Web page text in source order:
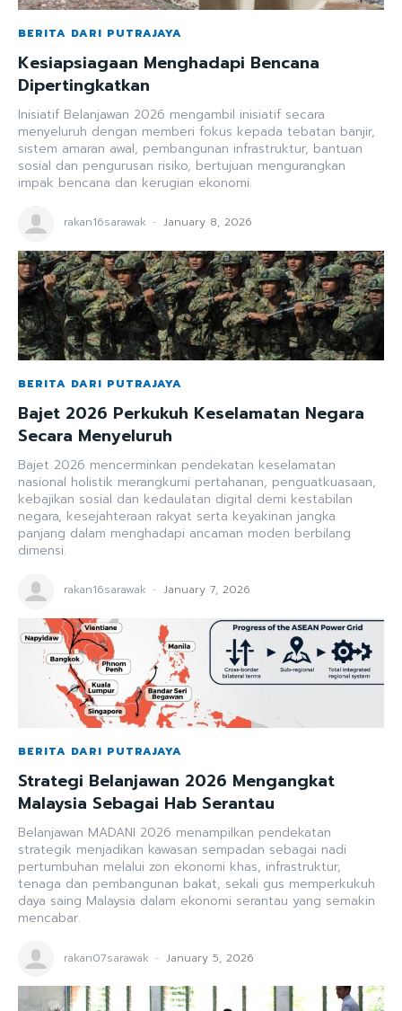
BERITA DARI PUTRAJAYA
Kesiapsiagaan Menghadapi Bencana
Dipertingkatkan
Inisiatif Belanjawan 2026 mengambil inisiatif secara
menyeluruh dengan memberi fokus kepada tebatan banjir,
sistem amaran awal, pembangunan infrastruktur, bantuan
sosial dan pengurusan risiko, bertujuan mengurangkan
impak bencana dan kerugian ekonomi.
rakan16sarawak - January 8, 2026
BERITA DARI PUTRAJAYA
Bajet 2026 Perkukuh Keselamatan Negara
Secara Menyeluruh
Bajet 2026 mencerminkan pendekatan keselamatan
nasional holistik merangkumi pertahanan, penguatkuasaan,
kebajikan sosial dan kedaulatan digital demi kestabilan
negara, kesejahteraan rakyat serta keyakinan jangka
panjang dalam menghadapi ancaman moden berbilang
dimensi.
rakan16sarawak - January 7, 2026
BERITA DARI PUTRAJAYA
Strategi Belanjawan 2026 Mengangkat
Malaysia Sebagai Hab Serantau
Belanjawan MADANI 2026 menampilkan pendekatan
strategik menjadikan kawasan sempadan sebagai nadi
pertumbuhan melalui zon ekonomi khas, infrastruktur,
tenaga dan pembangunan bakat, sekali gus memperkukuh
daya saing Malaysia dalam ekonomi serantau yang semakin
mencabar.
rakan07sarawak - January 5, 2026